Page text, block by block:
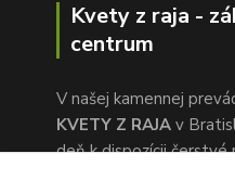
Kvety z raja -
centrum
V našej kamennej
KVETY Z RAJA v
deň k dispozícii čerstvé